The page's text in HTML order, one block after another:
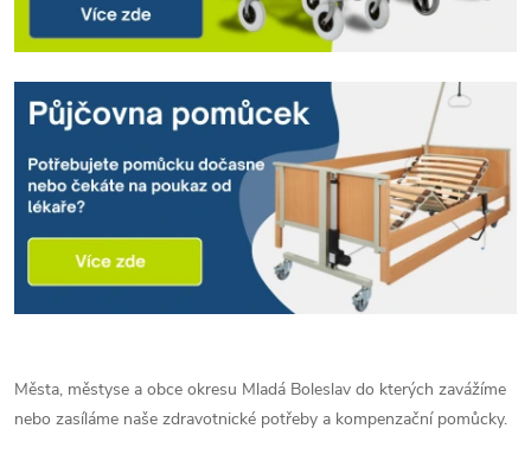
Města, městyse a obce okresu Mladá Boleslav do kterých zavážíme
nebo zasíláme naše zdravotnické potřeby a kompenzační pomůcky.